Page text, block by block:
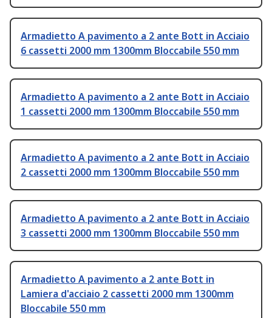
Armadietto A pavimento a 2 ante Bott in Acciaio
6 cassetti 2000 mm 1300mm Bloccabile 550 mm
Armadietto A pavimento a 2 ante Bott in Acciaio
1 cassetti 2000 mm 1300mm Bloccabile 550 mm
Armadietto A pavimento a 2 ante Bott in Acciaio
2 cassetti 2000 mm 1300mm Bloccabile 550 mm
Armadietto A pavimento a 2 ante Bott in Acciaio
3 cassetti 2000 mm 1300mm Bloccabile 550 mm
Armadietto A pavimento a 2 ante Bott in
Lamiera d'acciaio 2 cassetti 2000 mm 1300mm
Bloccabile 550 mm